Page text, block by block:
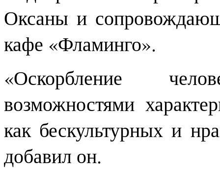
Оксаны и
кафе «Фламинго».
«Оскорбление
возможностями
как бескультурных и
добавил он.